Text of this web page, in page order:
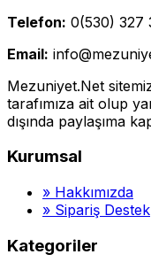
Telefon: 0(530) 327
Email:
Mezuniyet.Net
tarafımıza ait olup
dışında paylaşıma
Kurumsal
» Hakkımızda
» Sipariş Destek
Kategoriler